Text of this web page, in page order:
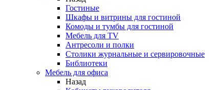
Гостиные
Шкафы и витрины для гостиной
Комоды и тумбы для гостиной
Мебель для TV
Антресоли и полки
Столики журнальные и сервировочные
Библиотеки
Мебель для офиса
Назад